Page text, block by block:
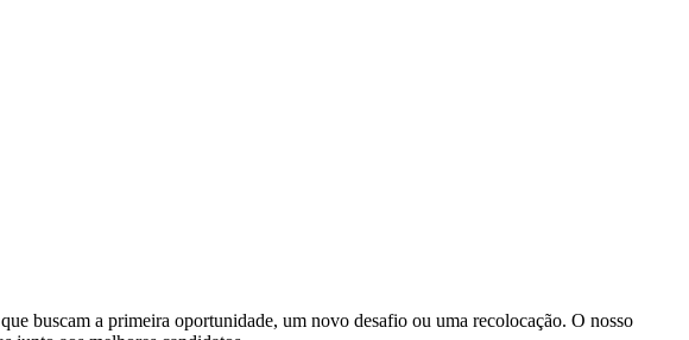
buscam a primeira oportunidade, um novo desafio ou uma recolocação. O nosso